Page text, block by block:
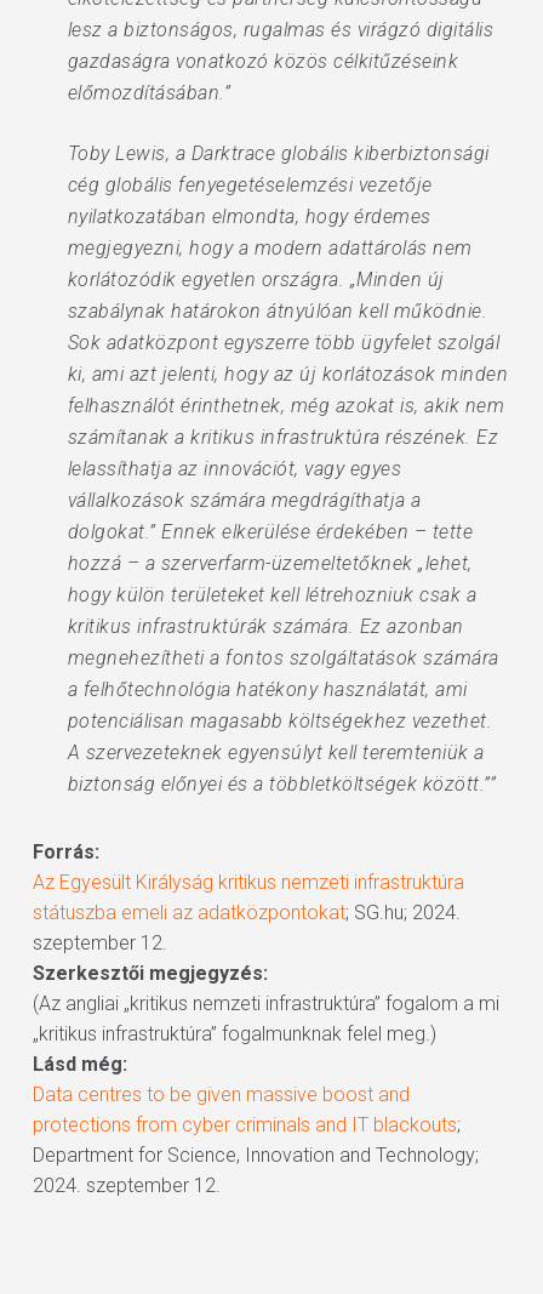
lesz a biztonságos, rugalmas és virágzó digitális
gazdaságra vonatkozó közös célkitűzéseink
előmozdításában.”
Toby Lewis, a Darktrace globális kiberbiztonsági
cég globális fenyegetéselemzési vezetője
nyilatkozatában elmondta, hogy érdemes
megjegyezni, hogy a modern adattárolás nem
korlátozódik egyetlen országra. „Minden új
szabálynak határokon átnyúlóan kell működnie.
Sok adatközpont egyszerre több ügyfelet szolgál
ki, ami azt jelenti, hogy az új korlátozások minden
felhasználót érinthetnek, még azokat is, akik nem
számítanak a kritikus infrastruktúra részének. Ez
lelassíthatja az innovációt, vagy egyes
vállalkozások számára megdrágíthatja a
dolgokat.” Ennek elkerülése érdekében – tette
hozzá – a szerverfarm-üzemeltetőknek „lehet,
hogy külön területeket kell létrehozniuk csak a
kritikus infrastruktúrák számára. Ez azonban
megnehezítheti a fontos szolgáltatások számára
a felhőtechnológia hatékony használatát, ami
potenciálisan magasabb költségekhez vezethet.
A szervezeteknek egyensúlyt kell teremteniük a
biztonság előnyei és a többletköltségek között.””
Forrás:
Az Egyesült Királyság kritikus nemzeti infrastruktúra
státuszba emeli az adatközpontokat; SG.hu; 2024.
szeptember 12.
Szerkesztői megjegyzés:
(Az angliai „kritikus nemzeti infrastruktúra” fogalom a mi
„kritikus infrastruktúra” fogalmunknak felel meg.)
Lásd még:
Data centres to be given massive boost and
protections from cyber criminals and IT blackouts;
Department for Science, Innovation and Technology;
2024. szeptember 12.